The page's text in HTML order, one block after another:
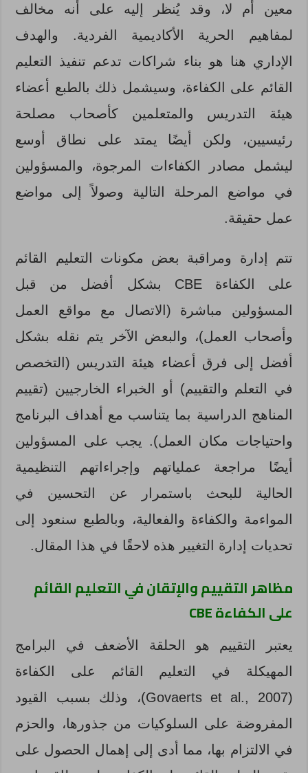
معين أم لا، وقد يُنظر إليه على أنه مخالف
لمفاهيم الحرية الأكاديمية الفردية. والهدف
الإداري هنا هو بناء شراكات تدعم تنفيذ التعليم
القائم على الكفاءة، وسيشمل ذلك بالطبع أعضاء
هيئة التدريس والمتعلمين كأصحاب مصلحة
رئيسيين، ولكن أيضًا يمتد على نطاق أوسع
ليشمل مصادر الكفاءات المرجوة، والمسؤولين
في مواضع المرحلة التالية وصولاً إلى مواضع
عمل حقيقة.
تتم إدارة ومراقبة بعض مكونات التعليم القائم
على الكفاءة CBE بشكل أفضل من قبل
المسؤولين مباشرة (الاتصال مع مواقع العمل
وأصحاب العمل)، والبعض الآخر يتم نقله بشكل
أفضل إلى فرق أعضاء هيئة التدريس (التخصص
في التعلم والتقييم) أو الخبراء الخارجيين (تقييم
المناهج الدراسية بما يتناسب مع أهداف البرنامج
واحتياجات مكان العمل). يجب على المسؤولين
أيضًا مراجعة عملياتهم وإجراءاتهم التنظيمية
الحالية للبحث باستمرار عن التحسين في
المواءمة والكفاءة والفعالية، وبالطبع سنعود إلى
تحديات إدارة التغيير هذه لاحقًا في هذا المقال.
مظاهر التقييم والإتقان في التعليم القائم
على الكفاءةCBE
يعتبر التقييم هو الحلقة الأضعف في البرامج
المهيكلة في التعليم القائم على الكفاءة
(Govaerts et al., 2007)، وذلك بسبب القيود
المفروضة على السلوكيات من جذورها، والحزم
في الالتزام بها، مما أدى إلى إهمال الحصول على